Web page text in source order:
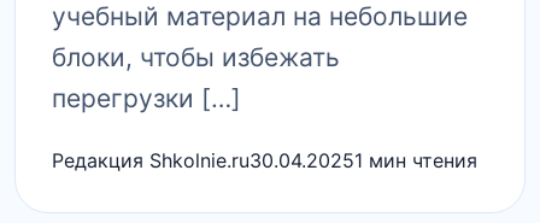
учебный материал на небольшие
блоки, чтобы избежать
перегрузки […]
Редакция Shkolnie.ru30.04.20251 мин чтения